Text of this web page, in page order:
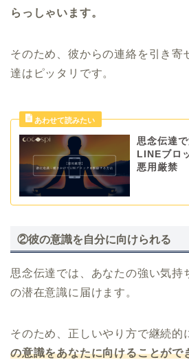
らっしゃいます。
そのため、彼からの連絡を引き寄
達はピッタリです。
思念伝達
LINEブロ
悪用厳禁
②彼の意識を自分に向けられる
思念伝達では、あなたの強い気持
の潜在意識に届けます。
そのため、正しいやり方で継続的
の意識をあなたに向けることがで